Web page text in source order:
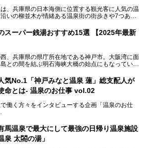
、兵庫県の日本海側に位置する観光客に人気の温
いの柳並木が情緒ある温泉街の街歩きや7つある
す。鉄道の駅から温泉街が近く、歩いて回るのに
よい規模で、日帰りでの訪問にもおすすめです。
ットをピックアップ。温泉やご当地グルメなどを
日帰り観光モデルコースも紹介しているので、ぜ
スーパー銭湯おすすめ15選 【2025年最新
、兵庫県の県庁所在地である神戸市。大阪湾に面
との間を結ぶ明石海峡大橋の始点にもなっていま
め、きらびやかに発展したハーバーランドなど、
ポットもめじろ押しです。
泉好きの視点から見ると、神戸市といえば何とい
のお湯をリーズナブルに体験できる健康ランドや
湯があったら……。今回はそんな希望に沿う施設
気No.1「神戸みなと温泉 蓮」総支配人が
命とは- 温泉のお仕事 vol.02
働く方々をインタビューする企画「温泉のお仕
1位、2年連続「ベストオブ宿泊賞」に輝いた
と温泉 蓮」の魅力に迫りました！
馬温泉で最大にして最強の日帰り温泉施設
泉 太閤の湯」